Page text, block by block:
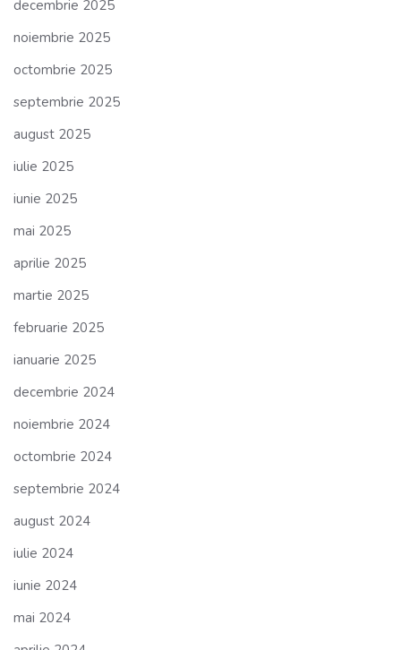
decembrie 2025
noiembrie 2025
octombrie 2025
septembrie 2025
august 2025
iulie 2025
iunie 2025
mai 2025
aprilie 2025
martie 2025
februarie 2025
ianuarie 2025
decembrie 2024
noiembrie 2024
octombrie 2024
septembrie 2024
august 2024
iulie 2024
iunie 2024
mai 2024